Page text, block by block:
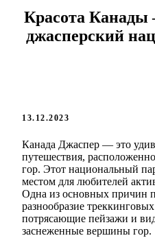
Красота
джасперский
13.12.2023
Канада Джаспер — это
путешествия,
гор. Этот национальный
местом для любителей
Одна из основных причин
разнообразие
потрясающие пейзажи и
заснеженные вершины гор.